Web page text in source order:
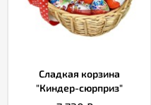
Сладкая корзина
"Киндер-сюрприз"